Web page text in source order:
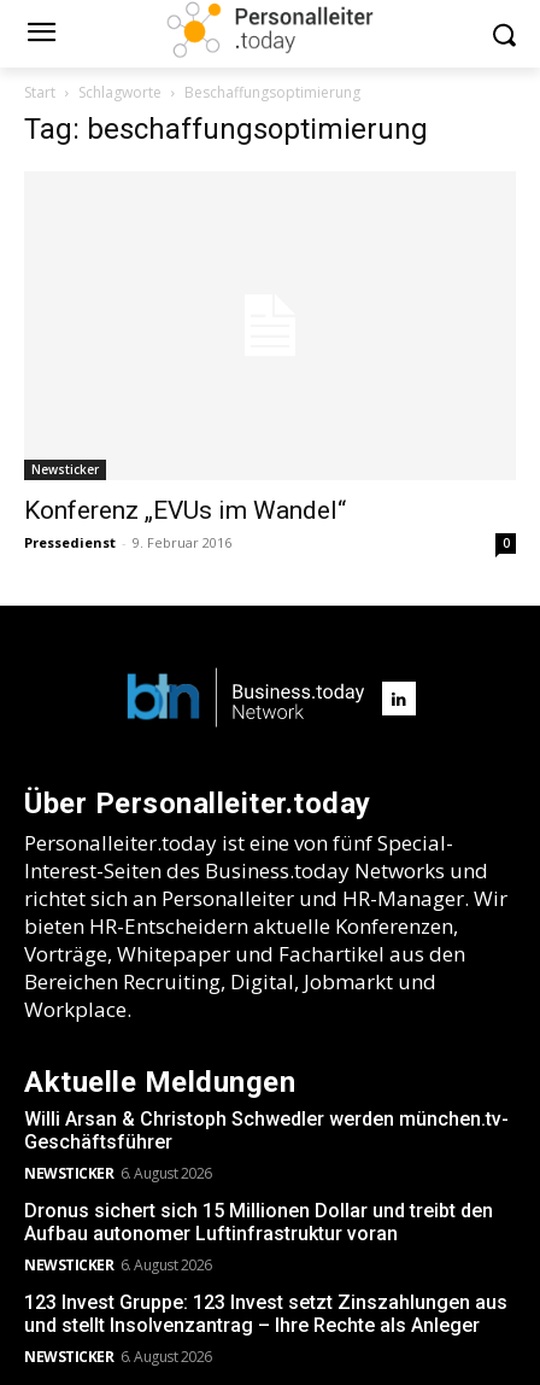
Start Schlagworte Beschaffungsoptimierung
Tag: beschaffungsoptimierung
Newsticker
Konferenz „EVUs im Wandel“
Pressedienst - 9. Februar 2016 0
Über Personalleiter.today
Personalleiter.today ist eine von fünf Special-
Interest-Seiten des Business.today Networks und
richtet sich an Personalleiter und HR-Manager. Wir
bieten HR-Entscheidern aktuelle Konferenzen,
Vorträge, Whitepaper und Fachartikel aus den
Bereichen Recruiting, Digital, Jobmarkt und
Workplace.
Aktuelle Meldungen
Willi Arsan & Christoph Schwedler werden münchen.tv-
Geschäftsführer
NEWSTICKER 6. August 2026
Dronus sichert sich 15 Millionen Dollar und treibt den
Aufbau autonomer Luftinfrastruktur voran
NEWSTICKER 6. August 2026
123 Invest Gruppe: 123 Invest setzt Zinszahlungen aus
und stellt Insolvenzantrag – Ihre Rechte als Anleger
NEWSTICKER 6. August 2026